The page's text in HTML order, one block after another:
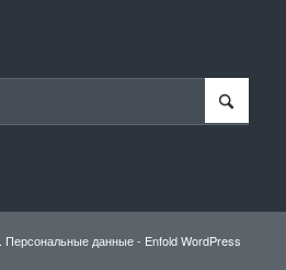
Персональные данные- Enfold WordPress